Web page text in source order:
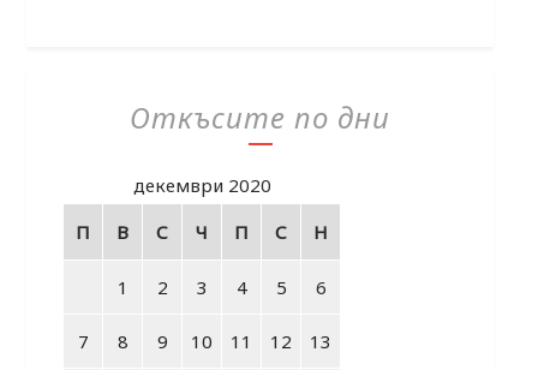
Откъсите по дни
декември 2020
П
В С Ч П С Н
1 2 3 4 5 6
7 8 9 10 11 12 13